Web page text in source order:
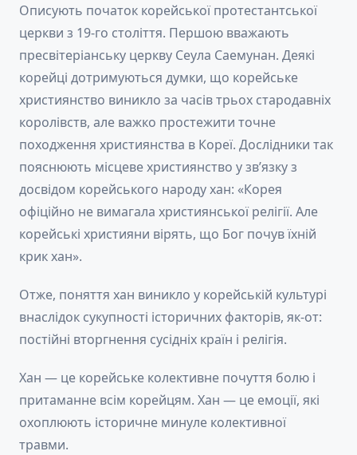
Описують початок корейської протестантської
церкви з 19-го століття. Першою вважають
пресвітеріанську церкву Сеула Саемунан. Деякі
корейці дотримуються думки, що корейське
християнство виникло за часів трьох стародавніх
королівств, але важко простежити точне
походження християнства в Кореї. Дослідники так
пояснюють місцеве християнство у зв’язку з
досвідом корейського народу хан: «Корея
офіційно не вимагала християнської релігії. Але
корейські християни вірять, що Бог почув їхній
крик хан».
Отже, поняття хан виникло у корейській культурі
внаслідок сукупності історичних факторів, як-от:
постійні вторгнення сусідніх країн і релігія.
Хан — це корейське колективне почуття болю і
притаманне всім корейцям. Хан — це емоції, які
охоплюють історичне минуле колективної
травми.